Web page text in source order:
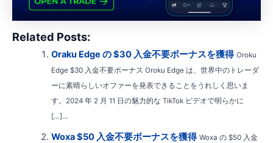
Related Posts:
Oraku Edge の $30 入金不要ボーナスを獲得 Oroku
Edge $30 入金不要ボーナス Oroku Edge は、世界中のトレーダ
ーに素晴らしいオファーを発表できることをうれしく思いま
す。2024 年 2 月 11 日の魅力的な TikTok ビデオで明らかに
[…]...
Woxa $50 入金不要ボーナスを獲得 Woxa の $50 入金